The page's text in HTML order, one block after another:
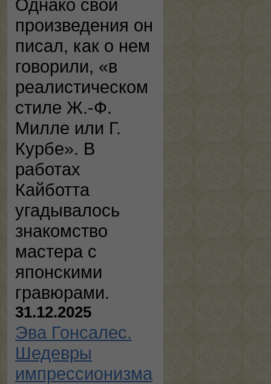
Однако свои
произведения он
писал, как о нем
говорили, «в
реалистическом
стиле Ж.-Ф.
Милле или Г.
Курбе». В
работах
Кайботта
угадывалось
знакомство
мастера с
японскими
гравюрами.
31.12.2025
Эва Гонсалес.
Шедевры
импрессионизма